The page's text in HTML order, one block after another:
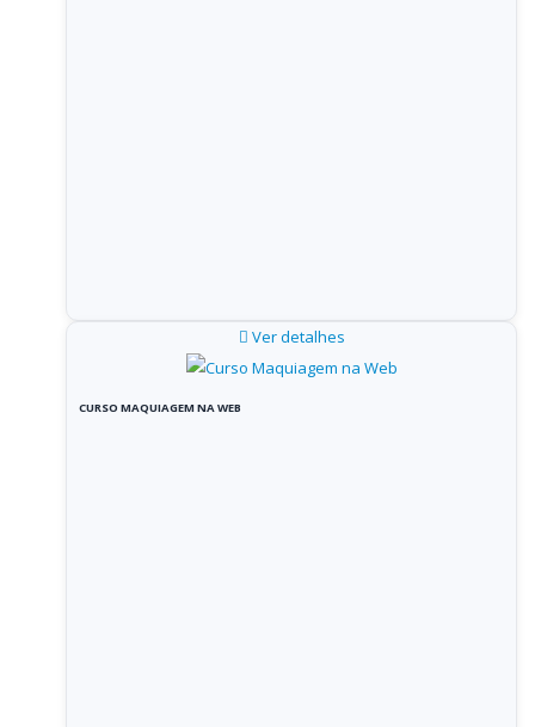
Ver detalhes
CURSO MAQUIAGEM NA WEB